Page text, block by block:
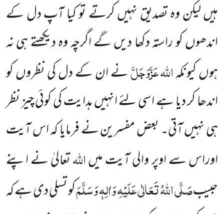
ہیں لیکن وہ تصدیق نہیں کرتے تو کیا آپ دل کے
اندھوں کو راستہ دکھا دیں گے اگرچہ وہ دیکھتے ہی نہ
ہوں کیونکہاللہعَزَّوَجَلَّنے ان کے دل کی نظروں کو
اندھا کر دیا ہے اسی لئے انہیں ہدایت کی کوئی چیز نظر
ہی نہیں آتی۔ بعض مفسرین نے فرمایا کہ اس آیت
اوراس سے اوپر والی آیت میںاللہتعالیٰ نے اپنے
حبیبصَلَّی اللہُ تَعَالٰی عَلَیْہِ وَاٰلِہٖ وَسَلَّمَکو تسلی دی ہے کہ